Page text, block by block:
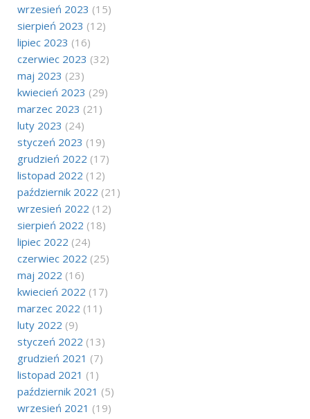
wrzesień 2023 (15)
sierpień 2023 (12)
lipiec 2023 (16)
czerwiec 2023 (32)
maj 2023 (23)
kwiecień 2023 (29)
marzec 2023 (21)
luty 2023 (24)
styczeń 2023 (19)
grudzień 2022 (17)
listopad 2022 (12)
październik 2022 (21)
wrzesień 2022 (12)
sierpień 2022 (18)
lipiec 2022 (24)
czerwiec 2022 (25)
maj 2022 (16)
kwiecień 2022 (17)
marzec 2022 (11)
luty 2022 (9)
styczeń 2022 (13)
grudzień 2021 (7)
listopad 2021 (1)
październik 2021 (5)
wrzesień 2021 (19)